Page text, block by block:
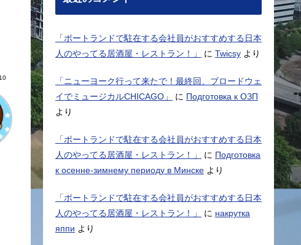
「ポートランドで駐在する会社員がおすすめする日本
人のやってる居酒屋・レストラン！」
に Twicsy より
「ニューヨーク行って来たで！最終回、ブロードウェ
イでミュージカルCHICAGO」
に Подготовка к ОЗП
より
「ポートランドで駐在する会社員がおすすめする日本
人のやってる居酒屋・レストラン！」
に Подготовка
к осенне-зимнему периоду в Минске より
「ポートランドで駐在する会社員がおすすめする日本
人のやってる居酒屋・レストラン！」
に накрутка
яппи より